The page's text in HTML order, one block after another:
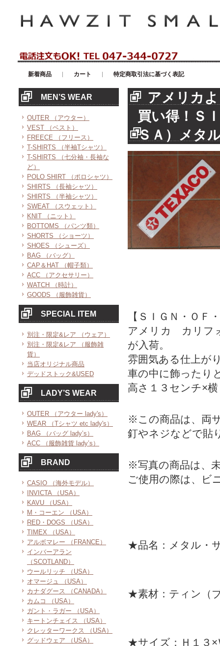
新着商品 カート 特定商取引法に基づく表記
MEN’S WEAR
OUTER （アウター）
VEST （ベスト）
FREECE （フリース）
T-SHIRTS （半袖Tシャツ）
T-SHIRTS （七分袖・長袖な
ど）
POLO SHIRT （ポロシャツ）
SHIRTS （長袖シャツ）
SHIRTS （半袖シャツ）
SWEAT （スウェット）
KNIT （ニット）
BOTTOMS （パンツ類）
SHORTS （ショーツ）
SHOES （シューズ）
BAG （バッグ）
CAP＆HAT （帽子類）
ACC （アクセサリー）
WATCH （時計）
GOODS （服飾雑貨）
SPECIAL ITEM
別注・限定&レア （ウェア）
別注・限定&レア （服飾雑
貨）
当店オリジナル商品
デッドストック&USED
LADY’S WEAR
OUTER （アウター lady's）
WEAR （Tシャツ etc lady's）
BAG （バッグ lady’s）
ACC （服飾雑貨 lady’s）
BRAND
CASIO （海外モデル）
INVICTA （USA）
KAVU （USA）
M・コーエン （USA）
RED・DOGS （USA）
TIMEX （USA）
アルボマレー （FRANCE）
インバーアラン
（SCOTLAND）
ウールリッチ （USA）
オマージュ （USA）
カナダグース （CANADA）
カムコ （USA）
ガント・ラガー （USA）
キートンチェイス （USA）
クレッターワークス （USA）
グッドウェア （USA）
アメリカ
買い得！Ｓ
ＳＡ）メタ
【ＳＩＧＮ・ＯＦ
アメリカ カリフ
が入荷。
雰囲気ある仕上が
車の中に飾ったり
高さ１３センチ×
※この商品は、両
釘やネジなどで貼
※写真の商品は、
ご使用の際は、ビ
★品名：メタル・
★素材：ティン（
★サイズ：Ｈ１３×